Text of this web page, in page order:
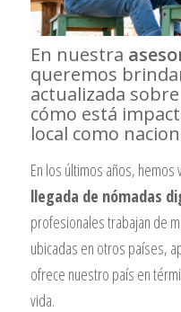
En nuestra
queremos
actualizada
cómo está
local como
En los últimos años, hemos
llegada de nómadas
profesionales trabajan de
ubicadas en otros países,
ofrece nuestro país en
vida.